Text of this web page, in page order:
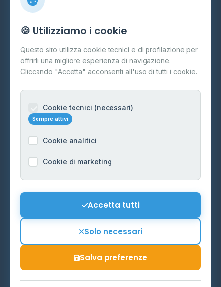
Info
Cos'è il GPL
FAQ
Contatti
Informazioni legali
Cookie Policy
Preferenze Cookie
Mappa del sito
🍪 Utilizziamo i cookie
Questo sito utilizza cookie tecnici e di profilazione per
offrirti una migliore esperienza di navigazione.
Cliccando "Accetta" acconsenti all'uso di tutti i cookie.
Cookie tecnici (necessari)
Sempre attivi
Cookie analitici
Cookie di marketing
Accetta tutti
Solo necessari
Salva preferenze